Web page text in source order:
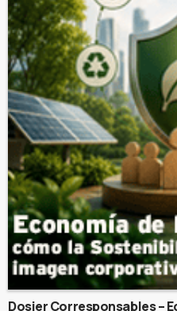
Dosier Corresponsables –